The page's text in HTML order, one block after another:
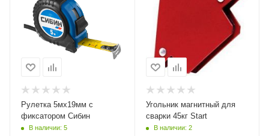
Рулетка 5мх19мм с
фиксатором Сибин
В наличии: 5
Угольник магнитный для
сварки 45кг Start
В наличии: 2